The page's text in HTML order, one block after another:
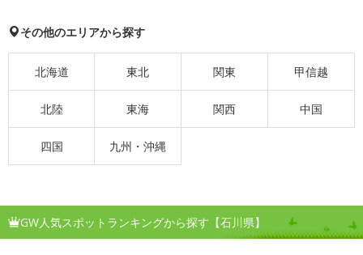
その他のエリアから探す
北海道 東北 関東 甲信越
北陸 東海 関西 中国
四国 九州・沖縄
GW人気スポットランキングから探す【石川県】